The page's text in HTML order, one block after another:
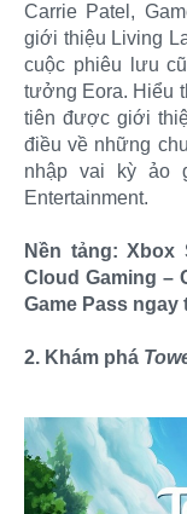
Carrie Patel,
giới thiệu Living
cuộc phiêu lưu
tưởng Eora. Hiểu
tiên được giới
điều về những
nhập vai kỳ ảo
Entertainment.
Nền tảng: Xbox
Cloud Gaming –
Game Pass
2. Khám phá